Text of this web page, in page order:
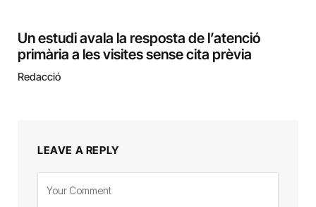
Un estudi avala la resposta de l’atenció
primària a les visites sense cita prèvia
Redacció
LEAVE A REPLY